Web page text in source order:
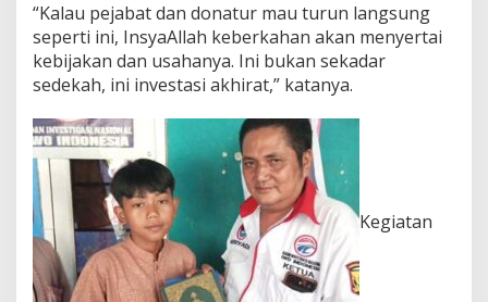
“Kalau pejabat dan donatur mau turun langsung
seperti ini, InsyaAllah keberkahan akan menyertai
kebijakan dan usahanya. Ini bukan sekadar
sedekah, ini investasi akhirat,” katanya.
Kegiatan